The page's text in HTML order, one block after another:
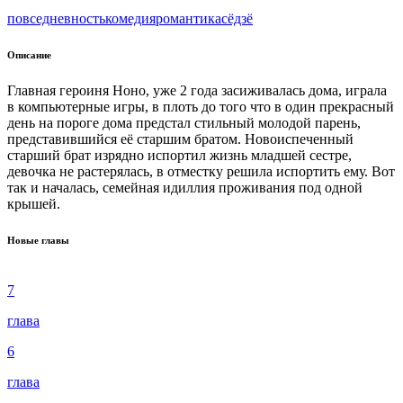
повседневностькомедияромантикасёдзё
Описание
Главная героиня Ноно, уже 2 года засиживалась дома, играла
в компьютерные игры, в плоть до того что в один прекрасный
день на пороге дома предстал стильный молодой парень,
представившийся её старшим братом. Новоиспеченный
старший брат изрядно испортил жизнь младшей сестре,
девочка не растерялась, в отместку решила испортить ему. Вот
так и началась, семейная идиллия проживания под одной
крышей.
Новые главы
7
глава
6
глава